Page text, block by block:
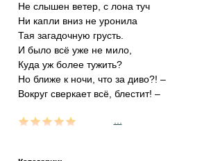
Не слышен ветер, с лона туч
Ни капли вниз не уронила
Тая загадочную грусть.
И было всё уже не мило,
Куда уж более тужить?
Но ближе к ночи, что за диво?! –
Вокруг сверкает всё, блестит! –